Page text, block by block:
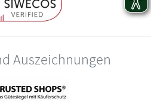
Auszeichnungen